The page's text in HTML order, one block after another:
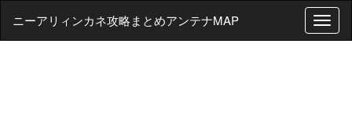
T
o
ニーアリィンカネ攻略まとめアンテナMAP